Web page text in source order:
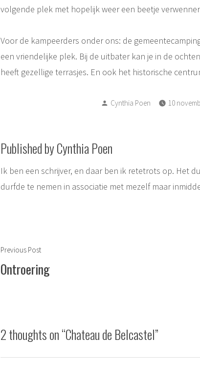
volgende plek met hopelijk weer een beetje
Voor de kampeerders onder ons: de
een vriendelijke plek. Bij de uitbater kan je in de
heeft gezellige terrasjes. En ook het historische
Posted
Cynthia Poen 10
Published by Cynthia Poen
Ik ben een schrijver, en daar ben ik retetrots op. Het
durfde te nemen in associatie met mezelf maar
Berichtnavigatie
Previous PostPrevious
post:
Ontroering
2 thoughts on “Chateau de Belcastel”